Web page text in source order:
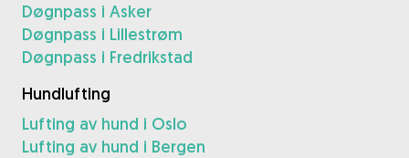
Døgnpass i Asker
Døgnpass i Lillestrøm
Døgnpass i Fredrikstad
Hundlufting
Lufting av hund i Oslo
Lufting av hund i Bergen